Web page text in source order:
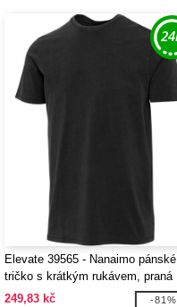
Elevate 39565 - Nanaimo pánské
tričko s krátkým rukávem, praná
úprava, gramáž 160 g/m2
249,83 kč -81%